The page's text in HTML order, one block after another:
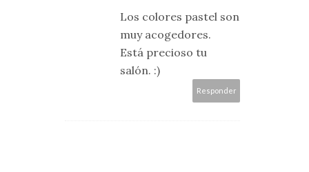
Los colores pastel son
muy acogedores.
Está precioso tu
salón. :)
Responder